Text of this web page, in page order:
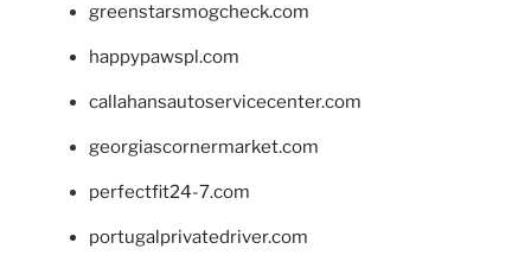
greenstarsmogcheck.com
happypawspl.com
callahansautoservicecenter.com
georgiascornermarket.com
perfectfit24-7.com
portugalprivatedriver.com